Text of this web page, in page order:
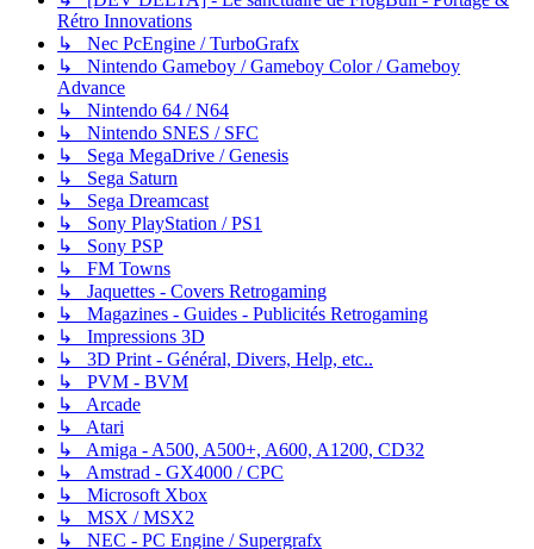
Rétro Innovations
↳ Nec PcEngine / TurboGrafx
↳ Nintendo Gameboy / Gameboy Color / Gameboy
Advance
↳ Nintendo 64 / N64
↳ Nintendo SNES / SFC
↳ Sega MegaDrive / Genesis
↳ Sega Saturn
↳ Sega Dreamcast
↳ Sony PlayStation / PS1
↳ Sony PSP
↳ FM Towns
↳ Jaquettes - Covers Retrogaming
↳ Magazines - Guides - Publicités Retrogaming
↳ Impressions 3D
↳ 3D Print - Général, Divers, Help, etc..
↳ PVM - BVM
↳ Arcade
↳ Atari
↳ Amiga - A500, A500+, A600, A1200, CD32
↳ Amstrad - GX4000 / CPC
↳ Microsoft Xbox
↳ MSX / MSX2
↳ NEC - PC Engine / Supergrafx